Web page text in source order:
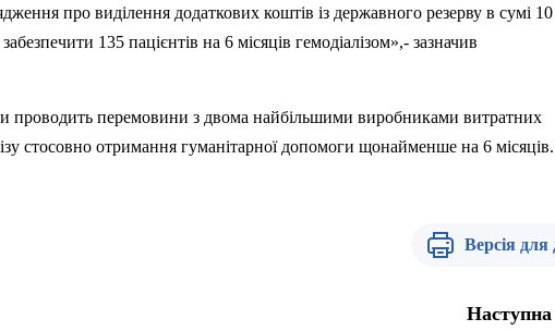
про виділення додаткових коштів із державного резерву в сумі
135 пацієнтів на 6 місяців гемодіалізом»,- зазначив
проводить перемовини з двома найбільшими виробниками витратних
стосовно отримання гуманітарної допомоги щонайменше на 6 місяців.
Версія для
Наступна